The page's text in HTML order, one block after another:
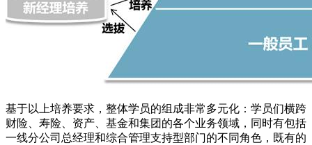
基于以上培养要求，整体学员的组成非常多元化：学员们横跨
财险、寿险、资产、基金和集团的各个业务领域，同时有包括
一线分公司总经理和综合管理支持型部门的不同角色，既有的